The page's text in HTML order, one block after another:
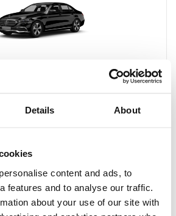
Details About
content and ads, to
features and to analyse our traffic.
about your use of our site with
MPV Exécutif